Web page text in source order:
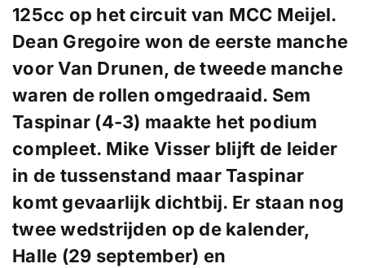
125cc op het circuit van MCC Meijel.
Dean Gregoire won de eerste manche
voor Van Drunen, de tweede manche
waren de rollen omgedraaid. Sem
Taspinar (4-3) maakte het podium
compleet. Mike Visser blijft de leider
in de tussenstand maar Taspinar
komt gevaarlijk dichtbij. Er staan nog
twee wedstrijden op de kalender,
Halle (29 september) en